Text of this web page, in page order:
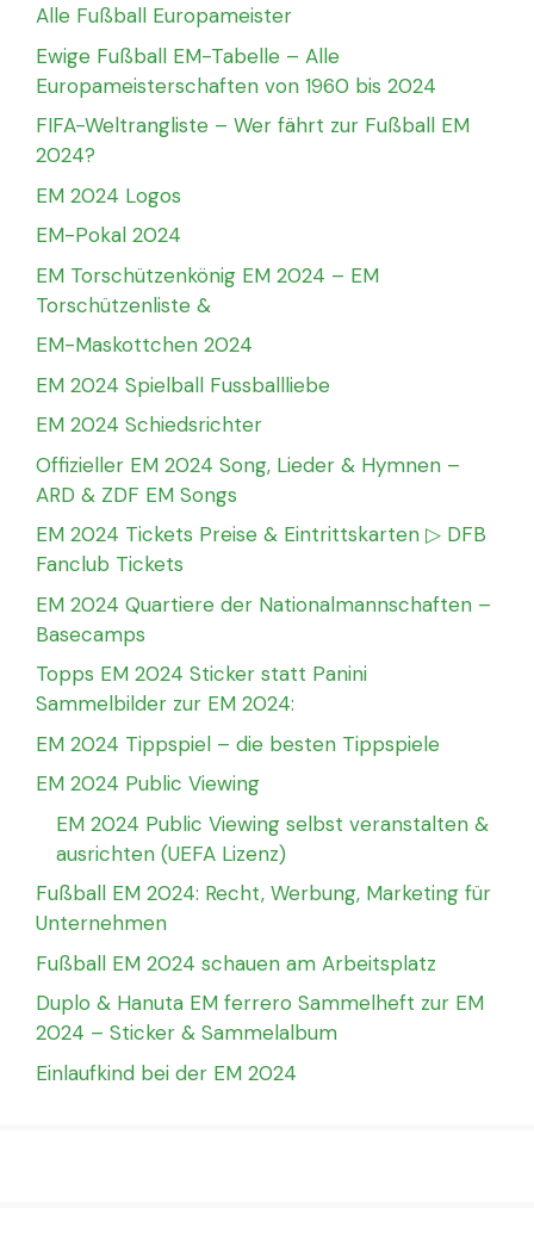
Alle Fußball Europameister
Ewige Fußball EM-Tabelle – Alle
Europameisterschaften von 1960 bis 2024
FIFA-Weltrangliste – Wer fährt zur Fußball EM
2024?
EM 2024 Logos
EM-Pokal 2024
EM Torschützenkönig EM 2024 – EM
Torschützenliste &
EM-Maskottchen 2024
EM 2024 Spielball Fussballliebe
EM 2024 Schiedsrichter
Offizieller EM 2024 Song, Lieder & Hymnen –
ARD & ZDF EM Songs
EM 2024 Tickets Preise & Eintrittskarten ▷ DFB
Fanclub Tickets
EM 2024 Quartiere der Nationalmannschaften –
Basecamps
Topps EM 2024 Sticker statt Panini
Sammelbilder zur EM 2024:
EM 2024 Tippspiel – die besten Tippspiele
EM 2024 Public Viewing
EM 2024 Public Viewing selbst veranstalten &
ausrichten (UEFA Lizenz)
Fußball EM 2024: Recht, Werbung, Marketing für
Unternehmen
Fußball EM 2024 schauen am Arbeitsplatz
Duplo & Hanuta EM ferrero Sammelheft zur EM
2024 – Sticker & Sammelalbum
Einlaufkind bei der EM 2024